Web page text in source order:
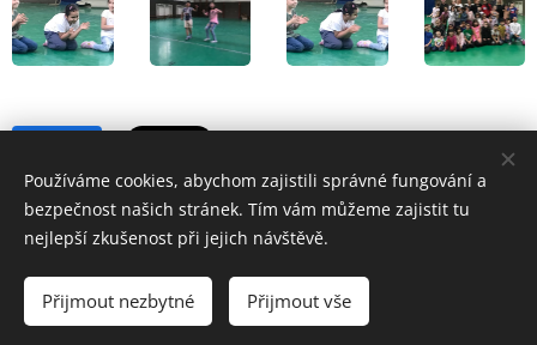
Základní škola a Mateřská škola Školní 1/814,Havířov-Šumbark,
příspěvková organizace
Používáme cookies, abychom zajistili správné fungování a
bezpečnost našich stránek. Tím vám můžeme zajistit tu
nejlepší zkušenost při jejich návštěvě.
Přijmout nezbytné Přijmout vše